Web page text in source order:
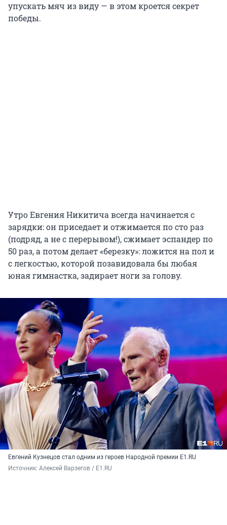
упускать мяч из виду — в этом кроется секрет
победы.
Утро Евгения Никитича всегда начинается с
зарядки: он приседает и отжимается по сто раз
(подряд, а не с перерывом!), сжимает эспандер по
50 раз, а потом делает «березку»: ложится на пол и
с легкостью, которой позавидовала бы любая
юная гимнастка, задирает ноги за голову.
Евгений Кузнецов стал одним из героев Народной премии E1.RU
Источник: Алексей Варзегов / E1.RU